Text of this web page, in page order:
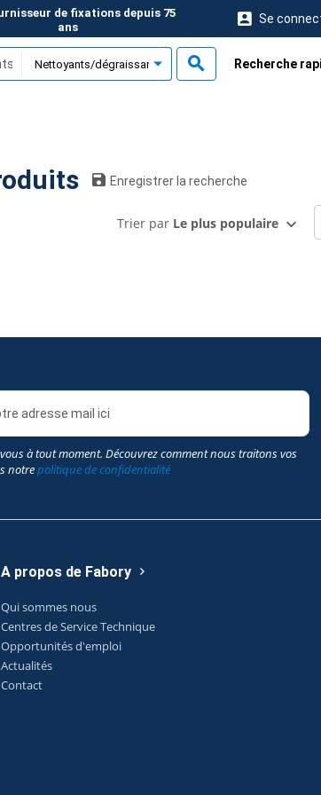
de fixations depuis 75
ans
Se
Recherche
industriels: 0 produits Enregistrer la recherche
Trier par Le plus populaire
à tout moment. Découvrez comment nous traitons vos
notrepolitique de confidentialité
A propos de Fabory
Qui sommes nous
Centres de Service Technique
Opportunités d'emploi
Actualités
Contact